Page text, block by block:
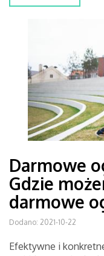
Darmowe
Gdzie
darmowe
Dodano: 2021-10-22
Efektywne i